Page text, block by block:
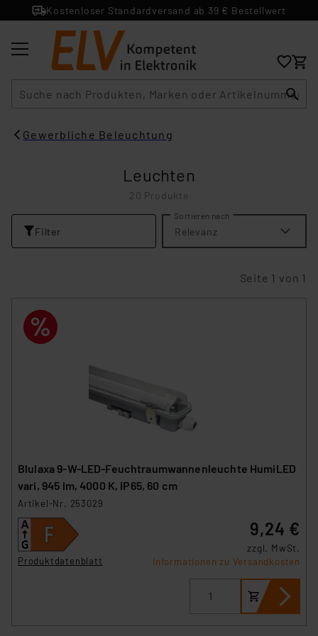
Kostenloser Standardversand ab 39 € Bestellwert
Gewerbliche Beleuchtung
Leuchten
20 Produkte
Filter
Sortieren nach
Relevanz
Seite 1 von 1
Blulaxa 9-W-LED-Feuchtraumwannenleuchte HumiLED
vari, 945 lm, 4000 K, IP65, 60 cm
Artikel-Nr. 253029
Produktdatenblatt
9,24 €
zzgl. MwSt.
Informationen zu Versandkosten